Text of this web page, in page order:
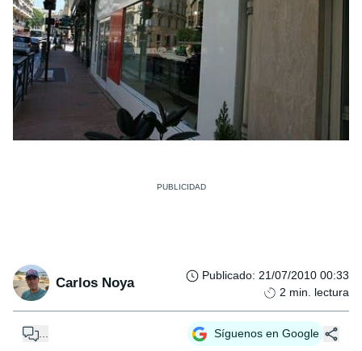
Carlos Noya Publicado: 21/07/2010 00:33
2 min. lectura
Síguenos en Google